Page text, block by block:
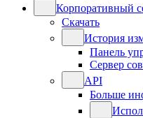
Корпоративный
Скачать
История
Панель
Сервер
API
Больше